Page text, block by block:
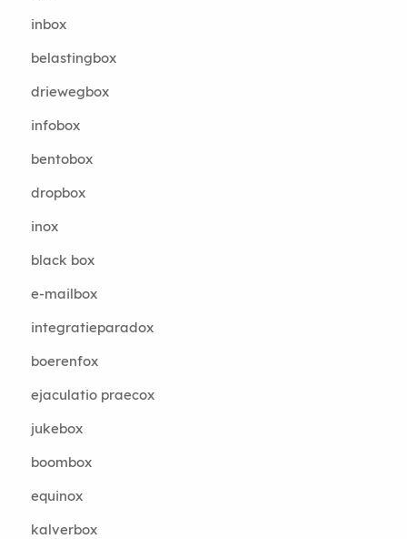
inbox
belastingbox
driewegbox
infobox
bentobox
dropbox
inox
black box
e-mailbox
integratieparadox
boerenfox
ejaculatio praecox
jukebox
boombox
equinox
kalverbox